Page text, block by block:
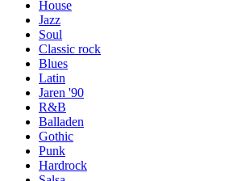
House
Jazz
Soul
Classic rock
Blues
Latin
Jaren '90
R&B
Balladen
Gothic
Punk
Hardrock